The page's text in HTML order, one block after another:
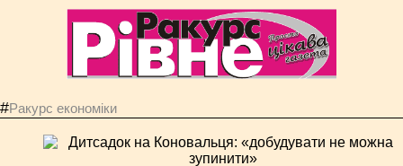
#Ракурс економiки